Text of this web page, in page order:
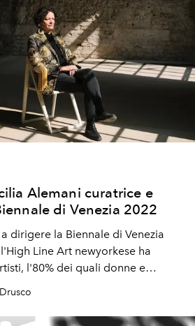
Alemani curatrice e
di Venezia 2022
dirigere la Biennale di Venezia
Line Art newyorkese ha
l'80% dei quali donne e
mostra esplora le grandi
in comunità.